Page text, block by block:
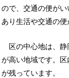
ので、交通の便が
あり生活や交通の便
区の中心地は、
が高い地域です。
が残っています。